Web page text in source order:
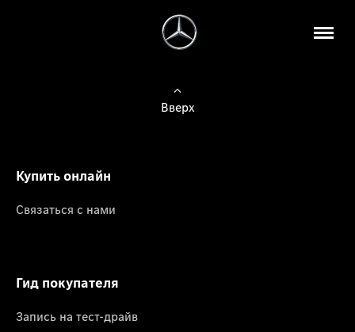
Вверх
Купить онлайн
Связаться с нами
Гид покупателя
Запись на тест-драйв